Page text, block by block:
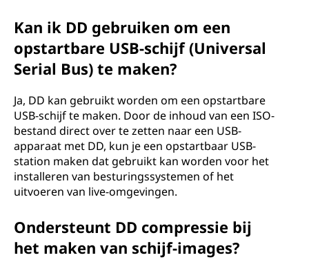
Kan ik DD gebruiken om een
opstartbare USB-schijf (Universal
Serial Bus) te maken?
Ja, DD kan gebruikt worden om een opstartbare
USB-schijf te maken. Door de inhoud van een ISO-
bestand direct over te zetten naar een USB-
apparaat met DD, kun je een opstartbaar USB-
station maken dat gebruikt kan worden voor het
installeren van besturingssystemen of het
uitvoeren van live-omgevingen.
Ondersteunt DD compressie bij
het maken van schijf-images?